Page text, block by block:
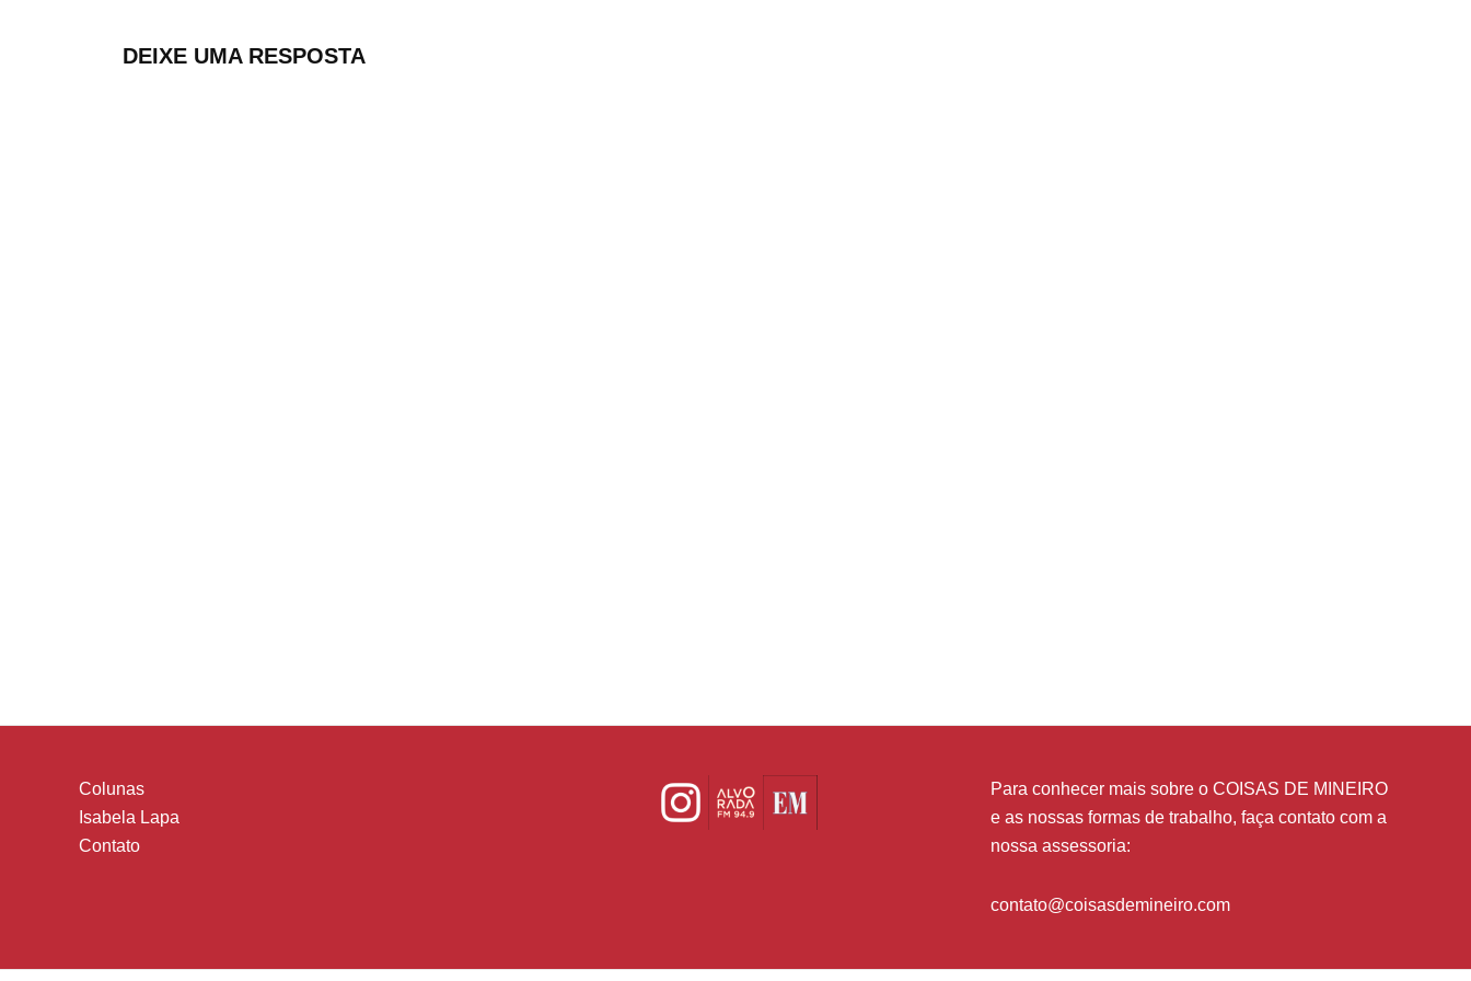
DEIXE UMA RESPOSTA
Colunas
Isabela Lapa
Contato
Para conhecer mais sobre o COISAS DE MINEIRO
e as nossas formas de trabalho, faça contato com a
nossa assessoria:
contato@coisasdemineiro.com